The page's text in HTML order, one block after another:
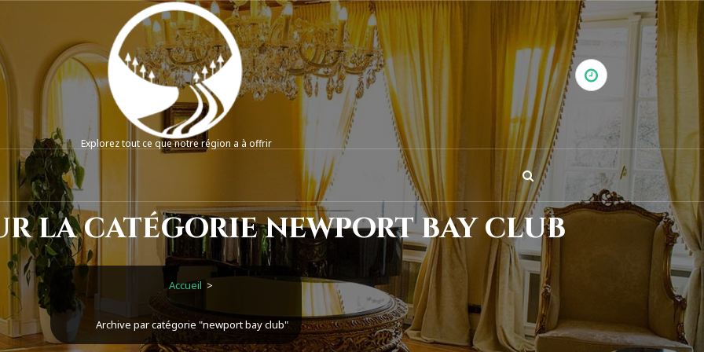
Explorez tout ce que notre région a à offrir
la catégorie newport bay club
Accueil >
Archive par catégorie "newport bay club"